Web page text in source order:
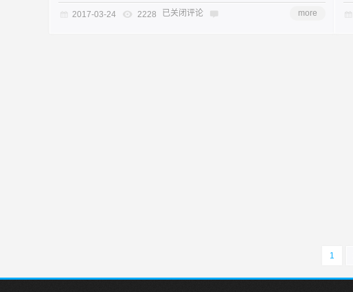
2017-03-24 2228 已关闭评论 more
1